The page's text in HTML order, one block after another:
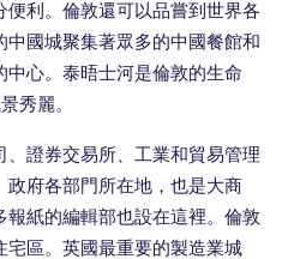
利。倫敦還可以品嘗到世界各
國城聚集著眾多的中國餐館和
心。泰晤士河是倫敦的生命
秀麗。
證券交易所、工業和貿易管理
府各部門所在地，也是大商
報紙的編輯部也設在這裡。倫敦
區。英國最重要的製造業城